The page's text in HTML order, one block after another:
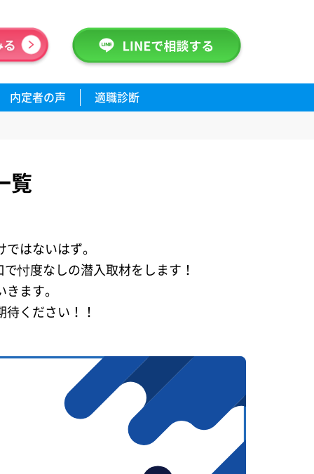
内定者の声 適職診断
覧
はないはず。
忖度なしの潜入取材をします！
ます。
ください！！